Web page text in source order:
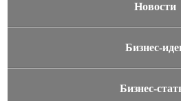
Новости
Бизнес-
Бизнес-